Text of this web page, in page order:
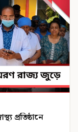
প্রতিষ্ঠানে